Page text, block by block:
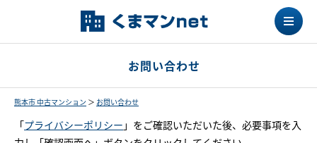
お問い合わせ
熊本市 中古マンション ＞ お問い合わせ
「プライバシーポリシー 」をご確認いただいた後、必要事項を入